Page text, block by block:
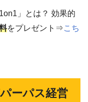
」とは？ 効果的
をプレゼント⇒こち
ーパス経営